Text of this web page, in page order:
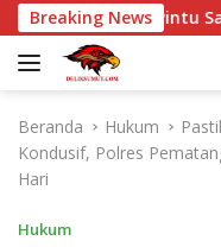
a
Breaking News
Hariara Pintu
Beranda Hukum
Kondusif, Polres
Hari
Hukum